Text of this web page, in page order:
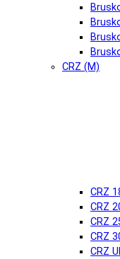
CRZ (М)
CRZ
CRZ
CRZ
CRZ
CRZ